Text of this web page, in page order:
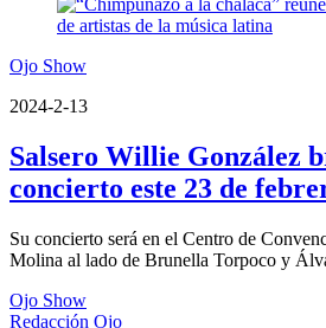
Ojo Show
2024-2-13
Salsero Willie González
concierto este 23 de
Su concierto será en el Centro de
Molina al lado de Brunella Torpoco y
Ojo Show
Redacción Ojo